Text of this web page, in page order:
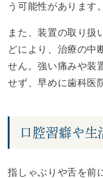
う可能性があります。
また、装置の取り扱
どにより、治療の中
せん。強い痛みや装
せず、早めに歯科医
口腔習癖や生
指しゃぶりや舌を前